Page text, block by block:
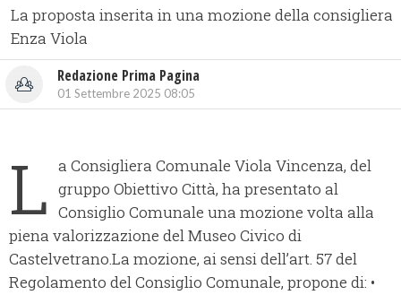
La proposta inserita in una mozione della consigliera
Enza Viola
Redazione Prima Pagina
01 Settembre 2025 08:05
L a Consigliera Comunale Viola Vincenza, del
gruppo Obiettivo Città, ha presentato al
Consiglio Comunale una mozione volta alla
piena valorizzazione del Museo Civico di
Castelvetrano.La mozione, ai sensi dell’art. 57 del
Regolamento del Consiglio Comunale, propone di: •